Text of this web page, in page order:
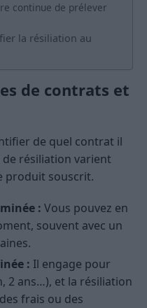
continue de prélever
la résiliation au
de contrats et
de quel contrat il
de résiliation varient
produit souscrit.
: Vous pouvez en
souvent avec un
: Il engage pour
2 ans…), et la résiliation
frais ou des